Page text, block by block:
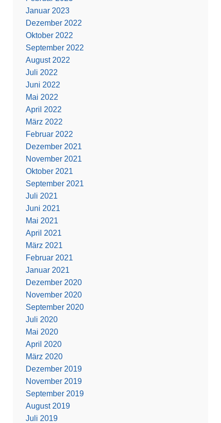
Januar 2023
Dezember 2022
Oktober 2022
September 2022
August 2022
Juli 2022
Juni 2022
Mai 2022
April 2022
März 2022
Februar 2022
Dezember 2021
November 2021
Oktober 2021
September 2021
Juli 2021
Juni 2021
Mai 2021
April 2021
März 2021
Februar 2021
Januar 2021
Dezember 2020
November 2020
September 2020
Juli 2020
Mai 2020
April 2020
März 2020
Dezember 2019
November 2019
September 2019
August 2019
Juli 2019